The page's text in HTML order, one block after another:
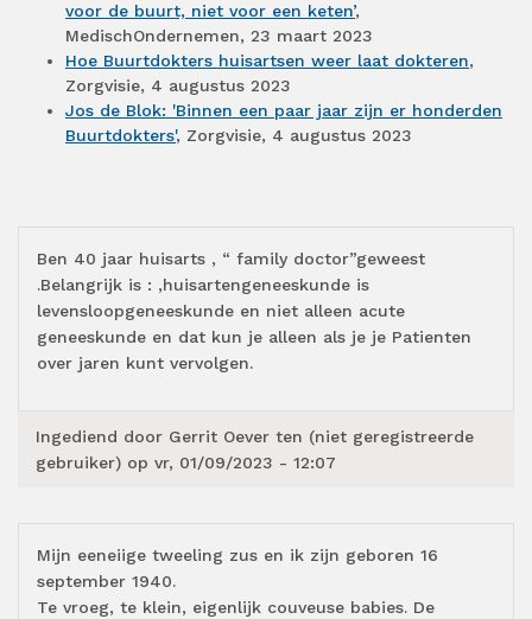
voor de buurt, niet voor een keten’,
MedischOndernemen, 23 maart 2023
Hoe Buurtdokters huisartsen weer laat dokteren,
Zorgvisie, 4 augustus 2023
Jos de Blok: 'Binnen een paar jaar zijn er honderden
Buurtdokters', Zorgvisie, 4 augustus 2023
Ben 40 jaar huisarts , “ family doctor”geweest
.Belangrijk is : ,huisartengeneeskunde is
levensloopgeneeskunde en niet alleen acute
geneeskunde en dat kun je alleen als je je Patienten
over jaren kunt vervolgen.
Ingediend door Gerrit Oever ten (niet geregistreerde
gebruiker) op vr, 01/09/2023 - 12:07
Mijn eeneiige tweeling zus en ik zijn geboren 16
september 1940.
Te vroeg, te klein, eigenlijk couveuse babies. De